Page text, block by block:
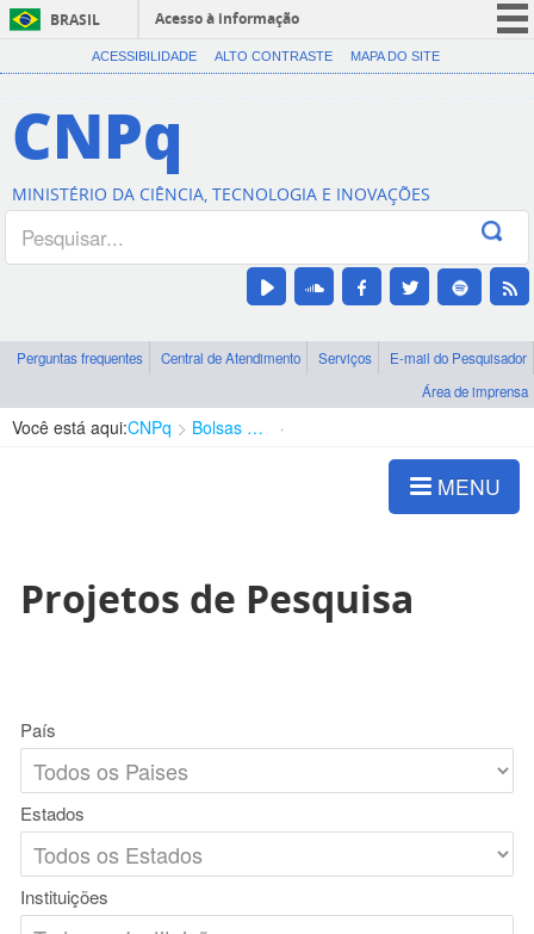
BRASIL
Acesso à informação
CORONAVÍRUS (COVID-19)
Canais
ACESSIBILIDADE ALTO CONTRASTE MAPA DO SITE
CNPq
MINISTÉRIO DA CIÊNCIA, TECNOLOGIA E INOVAÇÕES
Perguntas frequentes Central de Atendimento Serviços
E-mail do Pesquisador
Área de imprensa
Você está aqui:CNPq Bolsas e Auxílios Vigentes
MENU
Projetos de Pesquisa
País
Estados
Instituições